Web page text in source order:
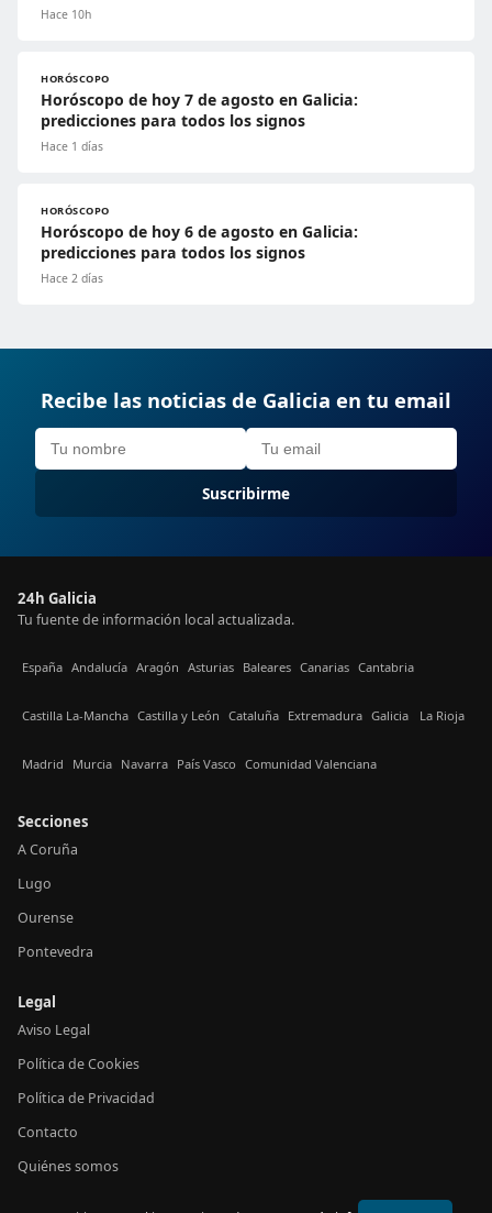
Hace 10h
HORÓSCOPO
Horóscopo de hoy 7 de agosto en Galicia:
predicciones para todos los signos
Hace 1 días
HORÓSCOPO
Horóscopo de hoy 6 de agosto en Galicia:
predicciones para todos los signos
Hace 2 días
Recibe las noticias de Galicia en tu email
Suscribirme
24h Galicia
Tu fuente de información local actualizada.
España Andalucía Aragón Asturias Baleares Canarias Cantabria
Castilla La-Mancha Castilla y León Cataluña Extremadura Galicia La Rioja
Madrid Murcia Navarra País Vasco Comunidad Valenciana
Secciones
A Coruña
Lugo
Ourense
Pontevedra
Legal
Aviso Legal
Política de Cookies
Política de Privacidad
Contacto
Quiénes somos